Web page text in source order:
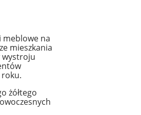
meblowe na
mieszkania
wystroju
żółtego